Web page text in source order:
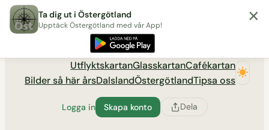
Hoppa
till
Utflyktsportalen tadigut.nu
UtflyktskartanGlasskartanCafékartan
Bilder så här årsDalslandÖstergötlandTipsa oss
Logga in Skapa konto Dela
Ta dig ut i Östergötland
Upptäck Östergötland med vår App! ×